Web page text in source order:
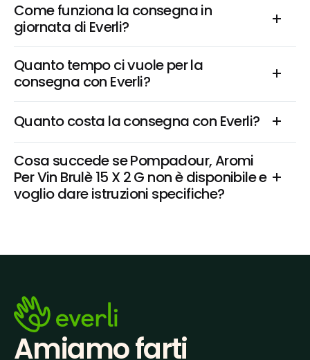
Come funziona la consegna in
giornata di Everli?
Quanto tempo ci vuole per la
consegna con Everli?
Quanto costa la consegna con Everli?
Cosa succede se Pompadour, Aromi
Per Vin Brulè 15 X 2 G non è disponibile e
voglio dare istruzioni specifiche?
Amiamo farti